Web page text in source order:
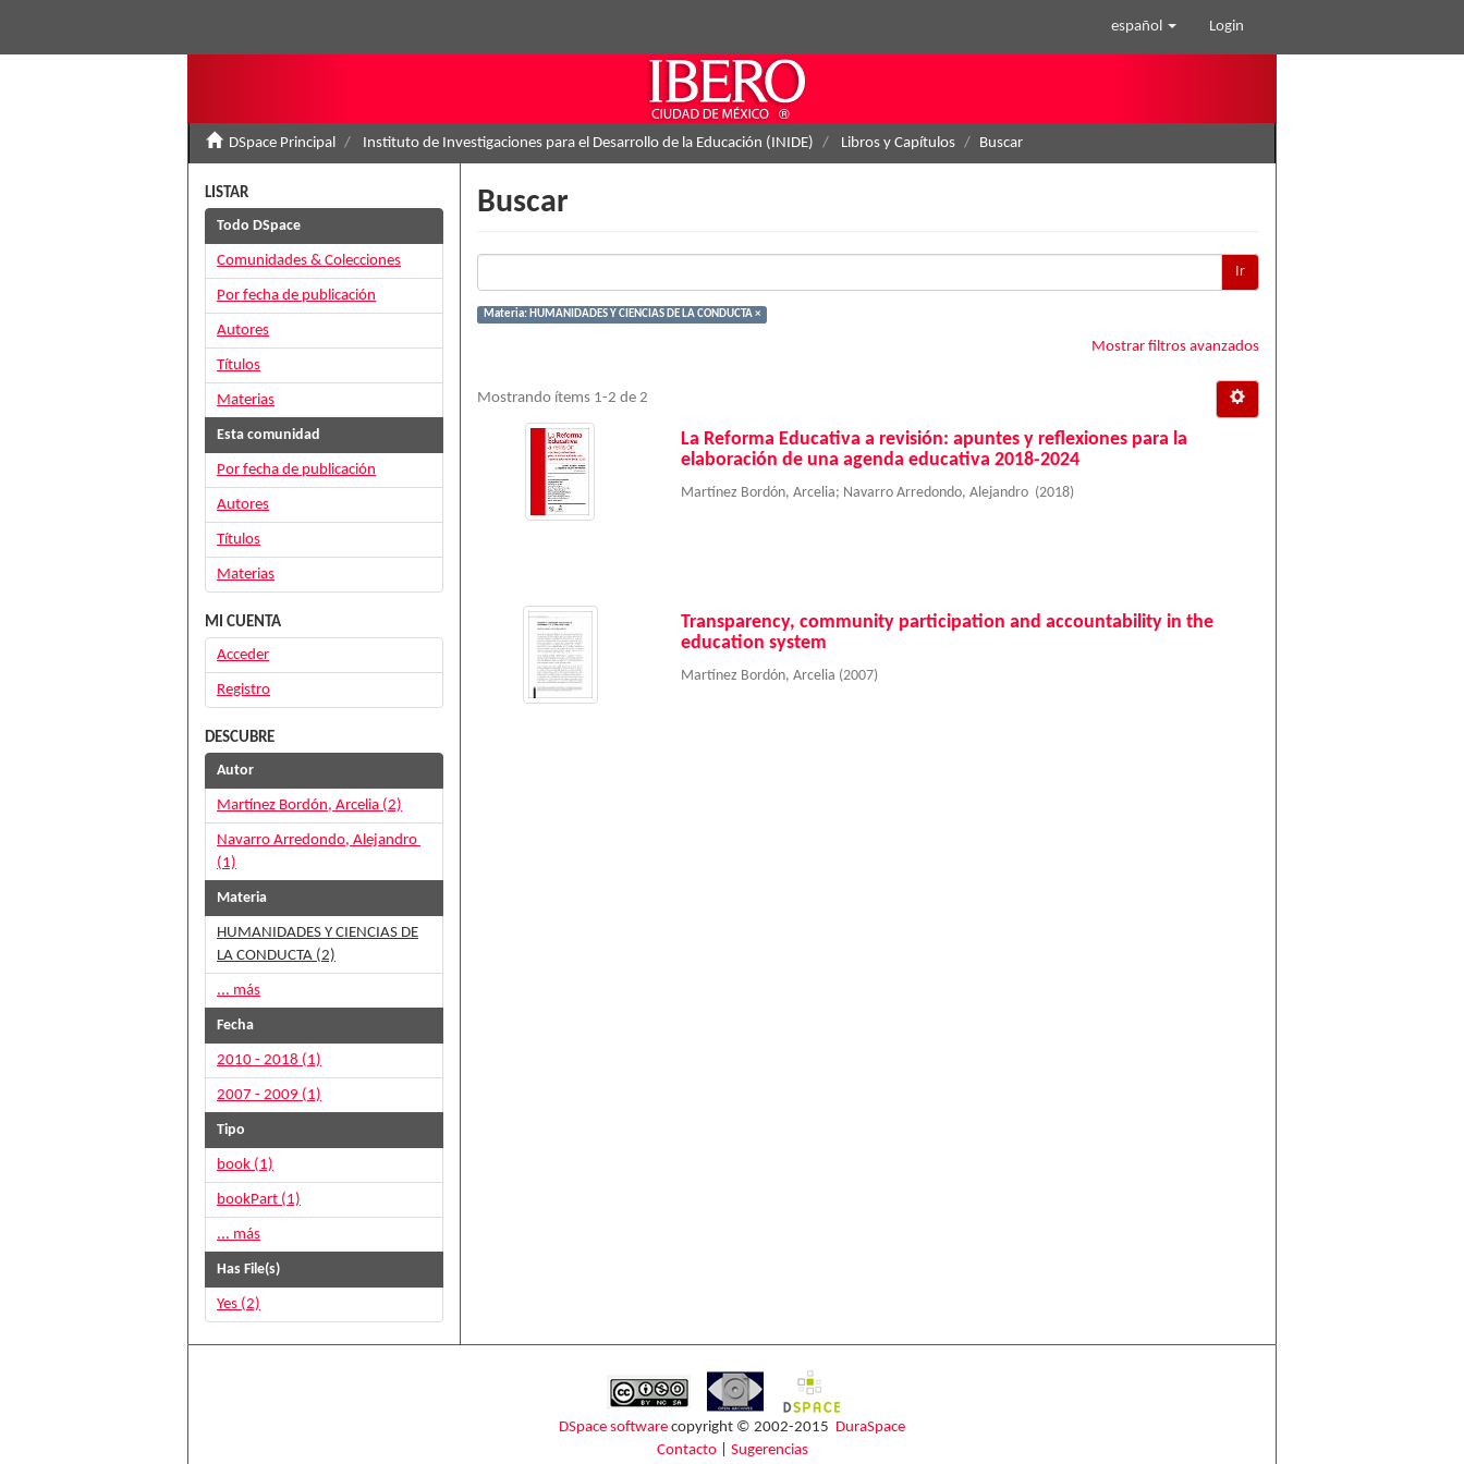
español Login
DSpace Principal Instituto de Investigaciones para el Desarrollo de la Educación (INIDE) Libros y Capítulos Buscar
Buscar
Ir
Materia: HUMANIDADES Y CIENCIAS DE LA CONDUCTA ×
Mostrar filtros avanzados
Mostrando ítems 1-2 de 2
La Reforma Educativa a revisión: apuntes y reflexiones para la
elaboración de una agenda educativa 2018-2024
Martínez Bordón, Arcelia; Navarro Arredondo, Alejandro (2018)
Transparency, community participation and accountability in the
education system
Martínez Bordón, Arcelia (2007)
LISTAR
Todo DSpace
Comunidades & Colecciones
Por fecha de publicación
Autores
Títulos
Materias
Esta comunidad
Por fecha de publicación
Autores
Títulos
Materias
MI CUENTA
Acceder
Registro
DESCUBRE
Autor
Martínez Bordón, Arcelia (2)
Navarro Arredondo, Alejandro
(1)
Materia
HUMANIDADES Y CIENCIAS DE
LA CONDUCTA (2)
... más
Fecha
2010 - 2018 (1)
2007 - 2009 (1)
Tipo
book (1)
bookPart (1)
... más
Has File(s)
Yes (2)
DSpace software copyright © 2002-2015 DuraSpace
Contacto| Sugerencias